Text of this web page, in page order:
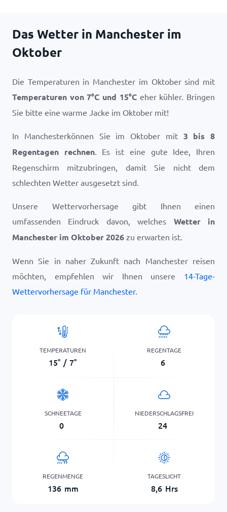
Das Wetter in Manchester im
Oktober
Die Temperaturen in Manchester im Oktober sind mit
Temperaturen von7°C und 15°Ceher kühler. Bringen
Sie bitte eine warme Jacke im Oktober mit!
In Manchesterkönnen Sie im Oktober mit 3 bis 8
Regentagen rechnen. Es ist eine gute Idee, Ihren
Regenschirm mitzubringen, damit Sie nicht dem
schlechten Wetter ausgesetzt sind.
Unsere Wettervorhersage gibt Ihnen einen
umfassenden Eindruck davon, welches Wetter in
Manchester im Oktober 2026 zu erwarten ist.
Wenn Sie in naher Zukunft nach Manchester reisen
möchten, empfehlen wir Ihnen unsere 14-Tage-
Wettervorhersage für Manchester.
TEMPERATUREN
15° / 7°
REGENTAGE
6
SCHNEETAGE
0
NIEDERSCHLAGSFREI
24
REGENMENGE
136 mm
TAGESLICHT
8,6 Hrs